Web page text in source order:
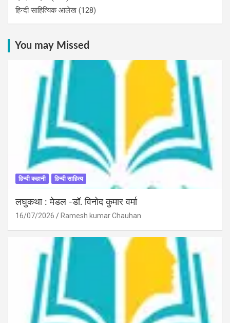
हिन्दी साहित्यिक आलेख (128)
You may Missed
हिन्दी कहानी हिन्दी साहित्य
लघुकथा : मेडल -डॉ. विनोद कुमार वर्मा
16/07/2026 Ramesh kumar Chauhan